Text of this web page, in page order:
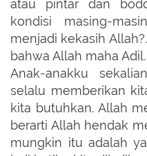
atau pintar dan
kondisi masing-
menjadi kekasih
bahwa Allah maha Adil.
Anak-anakku
selalu memberikan
kita butuhkan. Allah
berarti Allah hendak
mungkin itu adalah